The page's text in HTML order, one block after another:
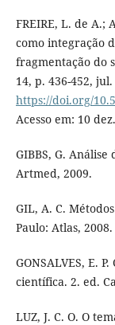
FREIRE, L. de A.;
como integração
fragmentação do
14, p. 436-452,
https://doi.org/
Acesso em: 10
GIBBS, G.
Artmed, 2009.
GIL, A. C.
Paulo: Atlas, 2008.
GONSALVES, E.
científica. 2. ed.
LUZ, J. C. O. O